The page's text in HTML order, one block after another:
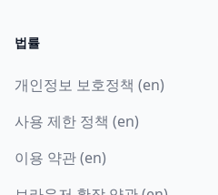
법률
개인정보 보호정책 (en)
사용 제한 정책 (en)
이용 약관 (en)